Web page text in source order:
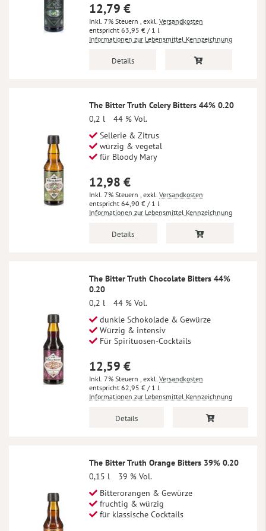
12,79 €
Inkl. 7% Steuern , exkl. Versandkosten
63,95 € / 1 l
Informationen zur Lebensmittel Kennzeichnung
Details
The Bitter Truth Celery Bitters 44% 0.20
0,2 l
44 % Vol.
Sellerie & Zitrus
würzig & vegetal
für Bloody Mary
12,98 €
Inkl. 7% Steuern , exkl. Versandkosten
64,90 € / 1 l
Informationen zur Lebensmittel Kennzeichnung
Details
The Bitter Truth Chocolate Bitters 44%
0.20
0,2 l
44 % Vol.
dunkle Schokolade & Gewürze
Würzig & intensiv
Für Spirituosen-Cocktails
12,59 €
Inkl. 7% Steuern , exkl. Versandkosten
62,95 € / 1 l
Informationen zur Lebensmittel Kennzeichnung
Details
The Bitter Truth Orange Bitters 39% 0.20
0,15 l
39 % Vol.
Bitterorangen & Gewürze
fruchtig & würzig
für klassische Cocktails